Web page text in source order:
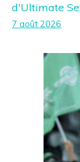
d'Ultimate
7 août 2026